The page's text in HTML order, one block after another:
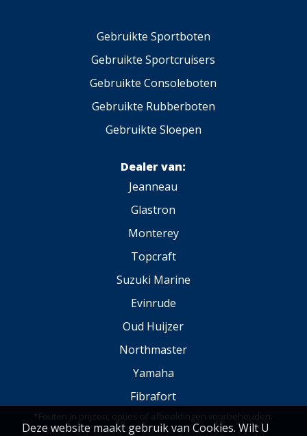
Deze website maakt gebruik van Cookies. Wilt U
Gebruikte Sportboten
Gebruikte Sportcruisers
Gebruikte Consoleboten
Gebruikte Rubberboten
Gebruikte Sloepen
Dealer van:
Jeanneau
Glastron
Monterey
Topcraft
Suzuki Marine
Evinrude
Oud Huijzer
Northmaster
Yamaha
Fibrafort
*Fouten in prijzen, opties of afbeeldingen voorbehouden.